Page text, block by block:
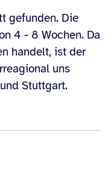
gefunden. Die
4 - 8 Wochen. Da
handelt, ist der
uns
Stuttgart.